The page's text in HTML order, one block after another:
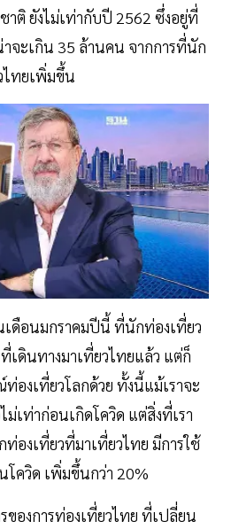
าติ ยังไม่เท่ากับปี 2562 ซึ่งอยู่ที่
จะเกิน 35 ล้านคน จากการที่นัก
ไทยเพิ่มขึ้น
ดือนมกราคมปีนี้ ที่นักท่องเที่ยว
ดินทางมาเที่ยวไทยแล้ว แต่ก็
องเที่ยวโลกด้วย ทั้งนี้แม้เราจะ
เท่าก่อนเกิดโควิด แต่สิ่งที่เรา
องเที่ยวที่มาเที่ยวไทย มีการใช้
โควิด เพิ่มขึ้นกว่า 20%
ของการท่องเที่ยวไทย ที่เปลี่ยน